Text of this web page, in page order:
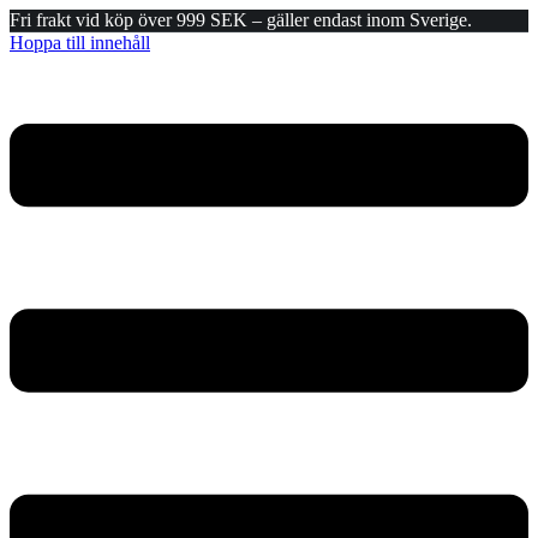
Fri frakt vid köp över 999 SEK – gäller endast inom Sverige.
Hoppa till innehåll